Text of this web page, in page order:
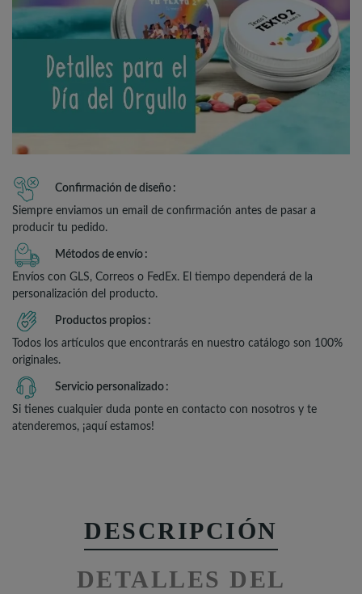
Confirmación de diseño
Siempre enviamos un email de confirmación antes de pasar a
producir tu pedido.
Métodos de envío
Envíos con GLS, Correos o FedEx. El tiempo dependerá de la
personalización del producto.
Productos propios
Todos los artículos que encontrarás en nuestro catálogo son 100%
originales.
Servicio personalizado
Si tienes cualquier duda ponte en contacto con nosotros y te
atenderemos, ¡aquí estamos!
DESCRIPCIÓN
DETALLES DEL